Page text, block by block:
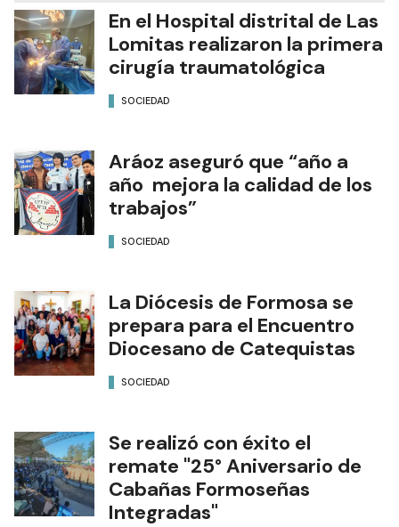
En el Hospital distrital de Las
Lomitas realizaron la primera
cirugía traumatológica
SOCIEDAD
Aráoz aseguró que “año a
año mejora la calidad de los
trabajos”
SOCIEDAD
La Diócesis de Formosa se
prepara para el Encuentro
Diocesano de Catequistas
SOCIEDAD
Se realizó con éxito el
remate "25° Aniversario de
Cabañas Formoseñas
Integradas"